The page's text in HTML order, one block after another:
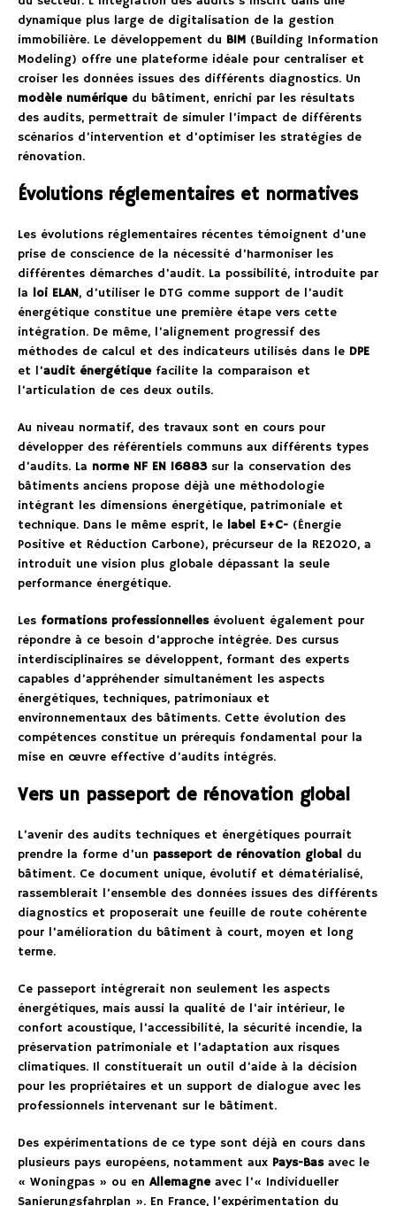
dynamique plus large de digitalisation de la gestion
immobilière. Le développement du BIM (Building Information
Modeling) offre une plateforme idéale pour centraliser et
croiser les données issues des différents diagnostics. Un
modèle numériquedu bâtiment, enrichi par les résultats
des audits, permettrait de simuler l’impact de différents
scénarios d’intervention et d’optimiser les stratégies de
rénovation.
Évolutions réglementaires et normatives
Les évolutions réglementaires récentes témoignent d’une
prise de conscience de la nécessité d’harmoniser les
différentes démarches d’audit. La possibilité, introduite par
la loi ELAN, d’utiliser le DTG comme support de l’audit
énergétique constitue une première étape vers cette
intégration. De même, l’alignement progressif des
méthodes de calcul et des indicateurs utilisés dans le DPE
et l’audit énergétiquefacilite la comparaison et
l’articulation de ces deux outils.
Au niveau normatif, des travaux sont en cours pour
développer des référentiels communs aux différents types
d’audits. La norme NF EN 16883sur la conservation des
bâtiments anciens propose déjà une méthodologie
intégrant les dimensions énergétique, patrimoniale et
technique. Dans le même esprit, le label E+C- (Énergie
Positive et Réduction Carbone), précurseur de la RE2020, a
introduit une vision plus globale dépassant la seule
performance énergétique.
Les formations professionnellesévoluent également pour
répondre à ce besoin d’approche intégrée. Des cursus
interdisciplinaires se développent, formant des experts
capables d’appréhender simultanément les aspects
énergétiques, techniques, patrimoniaux et
environnementaux des bâtiments. Cette évolution des
compétences constitue un prérequis fondamental pour la
mise en œuvre effective d’audits intégrés.
Vers un passeport de rénovation global
L’avenir des audits techniques et énergétiques pourrait
prendre la forme d’un passeport de rénovation global du
bâtiment. Ce document unique, évolutif et dématérialisé,
rassemblerait l’ensemble des données issues des différents
diagnostics et proposerait une feuille de route cohérente
pour l’amélioration du bâtiment à court, moyen et long
terme.
Ce passeport intégrerait non seulement les aspects
énergétiques, mais aussi la qualité de l’air intérieur, le
confort acoustique, l’accessibilité, la sécurité incendie, la
préservation patrimoniale et l’adaptation aux risques
climatiques. Il constituerait un outil d’aide à la décision
pour les propriétaires et un support de dialogue avec les
professionnels intervenant sur le bâtiment.
Des expérimentations de ce type sont déjà en cours dans
plusieurs pays européens, notamment aux Pays-Basavec le
« Woningpas » ou en Allemagneavec l’« Individueller
Sanierungsfahrplan ». En France, l’expérimentation du